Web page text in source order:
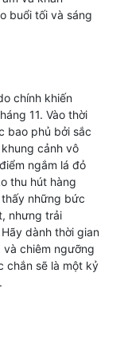
buổi tối và sáng
chính khiến
11. Vào thời
bao phủ bởi sắc
cảnh vô
ngắm lá đỏ
thu hút hàng
những bức
nhưng trải
dành thời gian
chiêm ngưỡng
chắn sẽ là một kỷ